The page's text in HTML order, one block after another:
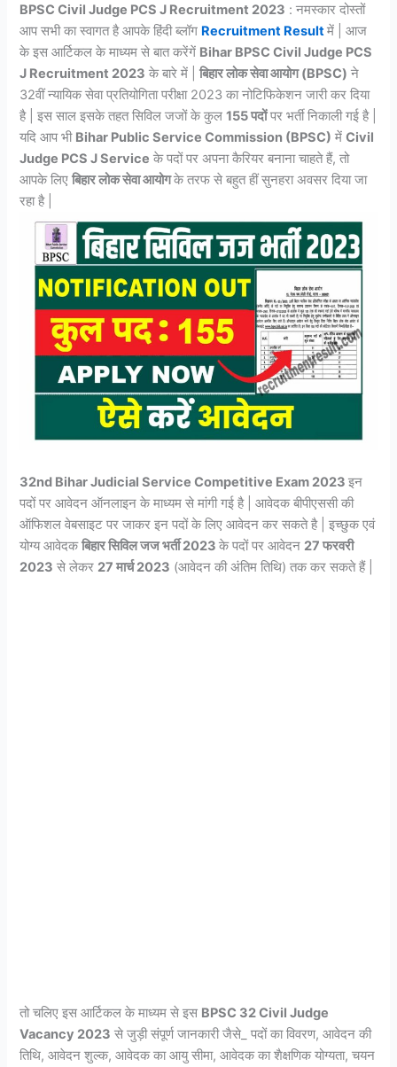
BPSC Civil Judge PCS J Recruitment 2023 : नमस्कार दोस्तों
आप सभी का स्वागत है आपके हिंदी ब्लॉग Recruitment Resultमें | आज
के इस आर्टिकल के माध्यम से बात करेंगें Bihar BPSC Civil Judge PCS
J Recruitment 2023 के बारे में |बिहार लोक सेवा आयोग (BPSC) ने
32वीं न्यायिक सेवा प्रतियोगिता परीक्षा 2023 का नोटिफिकेशन जारी कर दिया
है | इस साल इसके तहत सिविल जजों के कुल155 पदोंपर भर्ती निकाली गई है |
यदि आप भी Bihar Public Service Commission (BPSC) मेंCivil
Judge PCS J Service के पदों पर अपना कैरियर बनाना चाहते हैं, तो
आपके लिएबिहार लोक सेवा आयोगके तरफ से बहुत हीं सुनहरा अवसर दिया जा
रहा है |
32nd Bihar Judicial Service Competitive Exam 2023इन
पदों पर आवेदन ऑनलाइन के माध्यम से मांगी गई है | आवेदक बीपीएससी की
ऑफिशल वेबसाइट पर जाकर इन पदों के लिए आवेदन कर सकते है | इच्छुक एवं
योग्य आवेदकबिहार सिविल जज भर्ती 2023के पदों पर आवेदन 27 फरवरी
2023 से लेकर 27 मार्च 2023 (आवेदन की अंतिम तिथि) तक कर सकते हैं |
तो चलिए इस आर्टिकल के माध्यम से इस BPSC 32 Civil Judge
Vacancy 2023 से जुड़ी संपूर्ण जानकारी जैसे_ पदों का विवरण, आवेदन की
तिथि, आवेदन शुल्क, आवेदक का आयु सीमा, आवेदक का शैक्षणिक योग्यता, चयन